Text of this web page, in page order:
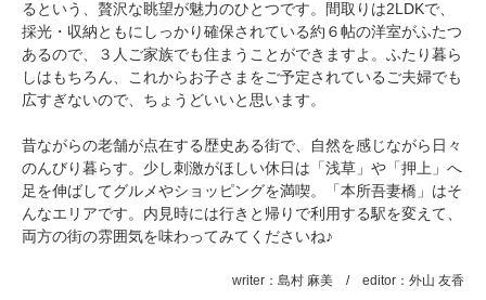
るという、贅沢な眺望が魅力のひとつです。間取りは2LDKで、
採光・収納ともにしっかり確保されている約６帖の洋室がふたつ
あるので、３人ご家族でも住まうことができますよ。ふたり暮ら
しはもちろん、これからお子さまをご予定されているご夫婦でも
広すぎないので、ちょうどいいと思います。
昔ながらの老舗が点在する歴史ある街で、自然を感じながら日々
のんびり暮らす。少し刺激がほしい休日は「浅草」や「押上」へ
足を伸ばしてグルメやショッピングを満喫。「本所吾妻橋」はそ
んなエリアです。内見時には行きと帰りで利用する駅を変えて、
両方の街の雰囲気を味わってみてくださいね♪
writer：島村 麻美 / editor：外山 友香